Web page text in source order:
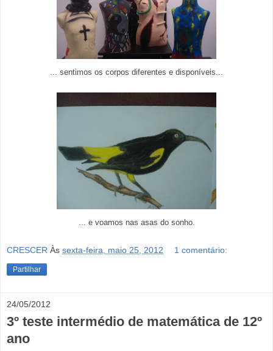
... sentimos os corpos diferentes e disponíveis...
... e voamos nas asas do sonho.
CRESCER Às sexta-feira, maio 25, 2012 1 comentário:
Partilhar
24/05/2012
3º teste intermédio de matemática de 12º
ano